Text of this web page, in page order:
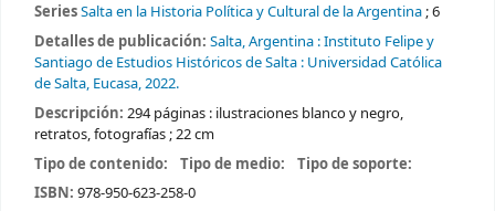
SeriesSalta en la Historia Política y Cultural de la Argentina; 6
Detalles de publicación: Salta, Argentina :Instituto Felipe y
Santiago de Estudios Históricos de Salta : Universidad Católica
de Salta, Eucasa,2022.
Descripción: 294 páginas : ilustraciones blanco y negro,
retratos, fotografías ; 22 cm
Tipo de contenido:
Tipo de medio:
Tipo de soporte:
ISBN: 978-950-623-258-0